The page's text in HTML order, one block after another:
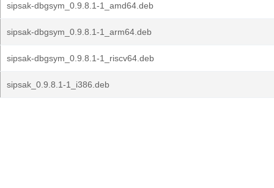
sipsak-dbgsym_0.9.8.1-1_amd64.deb
sipsak-dbgsym_0.9.8.1-1_arm64.deb
sipsak-dbgsym_0.9.8.1-1_riscv64.deb
sipsak_0.9.8.1-1_i386.deb